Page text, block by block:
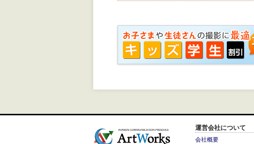
運営会社について
会社概要